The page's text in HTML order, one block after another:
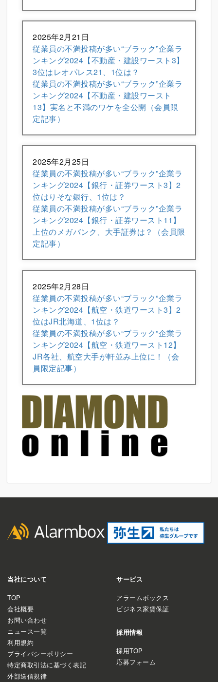
2025年2月21日
従業員の不満投稿が多い“ブラック”企業ラ
ンキング2024【不動産・建設ワースト3】
3位はレオパレス21、1位は？
従業員の不満投稿が多い“ブラック”企業ラ
ンキング2024【不動産・建設ワースト
13】実名と不満のワケを全公開（会員限
定記事）
2025年2月25日
従業員の不満投稿が多い“ブラック”企業ラ
ンキング2024【銀行・証券ワースト3】2
位はりそな銀行、1位は？
従業員の不満投稿が多い“ブラック”企業ラ
ンキング2024【銀行・証券ワースト11】
上位のメガバンク、大手証券は？（会員限
定記事）
2025年2月28日
従業員の不満投稿が多い“ブラック”企業ラ
ンキング2024【航空・鉄道ワースト3】2
位はJR北海道、1位は？
従業員の不満投稿が多い“ブラック”企業ラ
ンキング2024【航空・鉄道ワースト12】
JR各社、航空大手が軒並み上位に！（会
員限定記事）
当社について
TOP
会社概要
お問い合わせ
ニュース一覧
利用規約
プライバシーポリシー
特定商取引法に基づく表記
外部送信規律
サービス
アラームボックス
ビジネス家賃保証
採用情報
採用TOP
応募フォーム